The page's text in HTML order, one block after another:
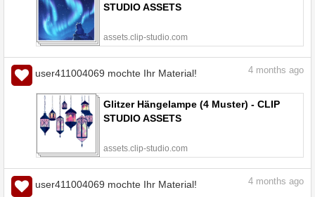
STUDIO ASSETS
assets.clip-studio.com
user411004069 mochte Ihr Material! 4 months ago
Glitzer Hängelampe (4 Muster) - CLIP
STUDIO ASSETS
assets.clip-studio.com
user411004069 mochte Ihr Material! 4 months ago